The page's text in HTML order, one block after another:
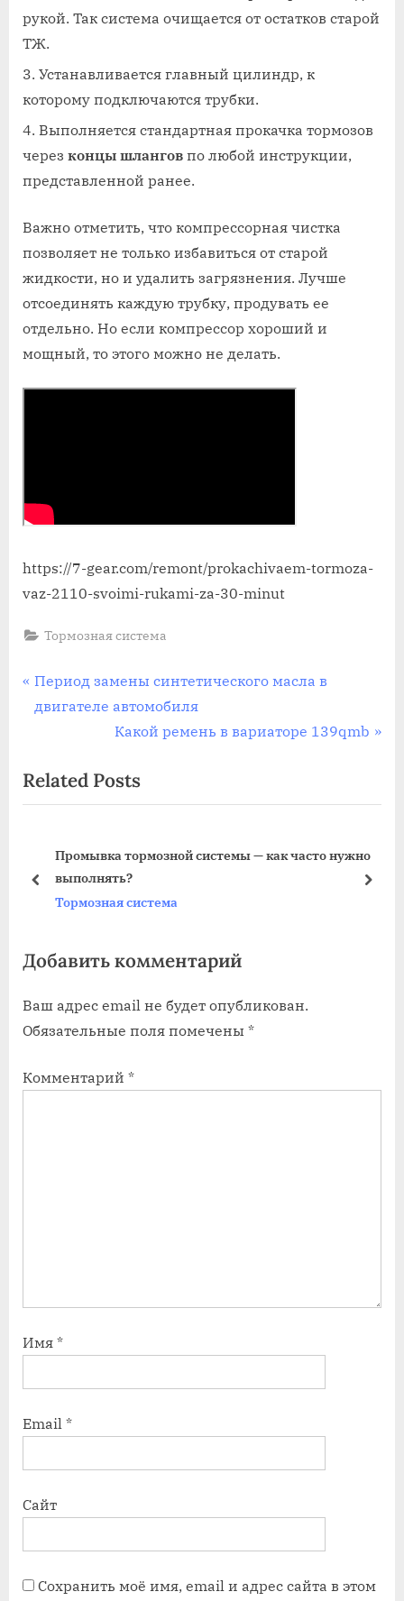
рукой. Так система очищается от остатков старой
ТЖ.
Устанавливается главный цилиндр, к
которому подключаются трубки.
Выполняется стандартная прокачка тормозов
через концы шлангов по любой инструкции,
представленной ранее.
Важно отметить, что компрессорная чистка
позволяет не только избавиться от старой
жидкости, но и удалить загрязнения. Лучше
отсоединять каждую трубку, продувать ее
отдельно. Но если компрессор хороший и
мощный, то этого можно не делать.
https://7-gear.com/remont/prokachivaem-tormoza-
vaz-2110-svoimi-rukami-za-30-minut
Тормозная система
Навигация
по
P
r
i
o
P
t
Период замены синтетического масла в
двигателе автомобиля
N
x
t
o
s
t
Какой ремень в вариаторе 139qmb
Related Posts
часто нужно
Устройство и работа пневматической
Тормозная система
prev next
Добавить комментарий
Ваш адрес email не будет опубликован.
Обязательные поля помечены *
Комментарий *
Имя *
Email *
Сайт
Сохранить моё имя, email и адрес сайта в этом